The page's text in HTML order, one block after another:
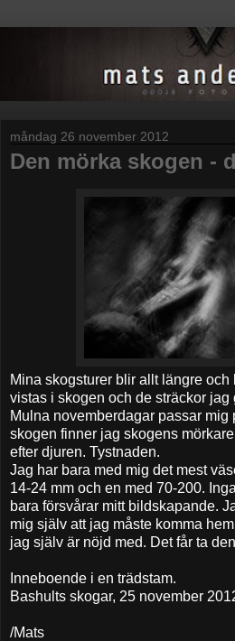
måndag 26 november 2012
Den mörka skogen -
Mina skogsturer blir allt längre
vistas i skogen och de sträckor jag
Mulna novemberdagar passar mig
skogen finner jag skogens
efter djuren. Tystnaden.
Jag har bara med mig det mest
14-24 mm och en med 70-200.
bara försvårar mitt bildskapande.
mig själv att jag måste komma
jag själv är nöjd med. Det får ta
Inneboende i en trädstam.
Bashults skogar, 25 november
/Mats